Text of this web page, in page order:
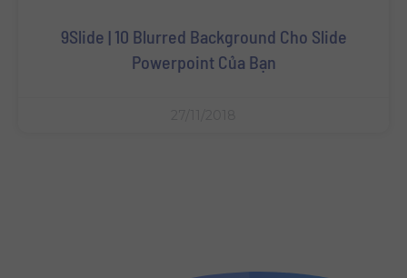
9Slide | 10 Blurred Background Cho Slide
Powerpoint Của Bạn